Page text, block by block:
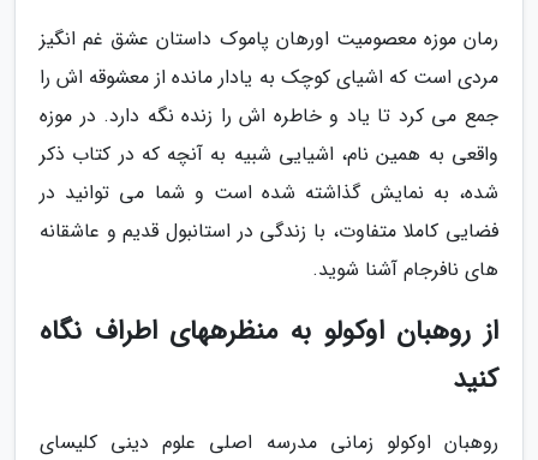
رمان موزه معصومیت اورهان پاموک داستان عشق غم انگیز
مردی است که اشیای کوچک به یادار مانده از معشوقه اش را
جمع می کرد تا یاد و خاطره اش را زنده نگه دارد. در موزه
واقعی به همین نام، اشیایی شبیه به آنچه که در کتاب ذکر
شده، به نمایش گذاشته شده است و شما می توانید در
فضایی کاملا متفاوت، با زندگی در استانبول قدیم و عاشقانه
های نافرجام آشنا شوید.
از روهبان اوکولو به منظرههای اطراف نگاه
کنید
روهبان اوکولو زمانی مدرسه اصلی علوم دینی کلیسای